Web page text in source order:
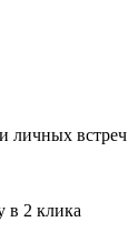
личных встреч
в 2 клика